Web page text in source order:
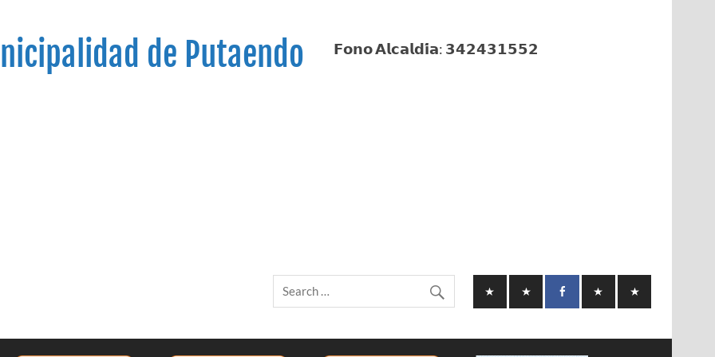
de Putaendo 𝗙𝗼𝗻𝗼 𝗔𝗹𝗰𝗮𝗹𝗱𝗶́𝗮: 𝟯𝟰𝟮𝟰𝟯𝟭𝟱𝟱𝟮